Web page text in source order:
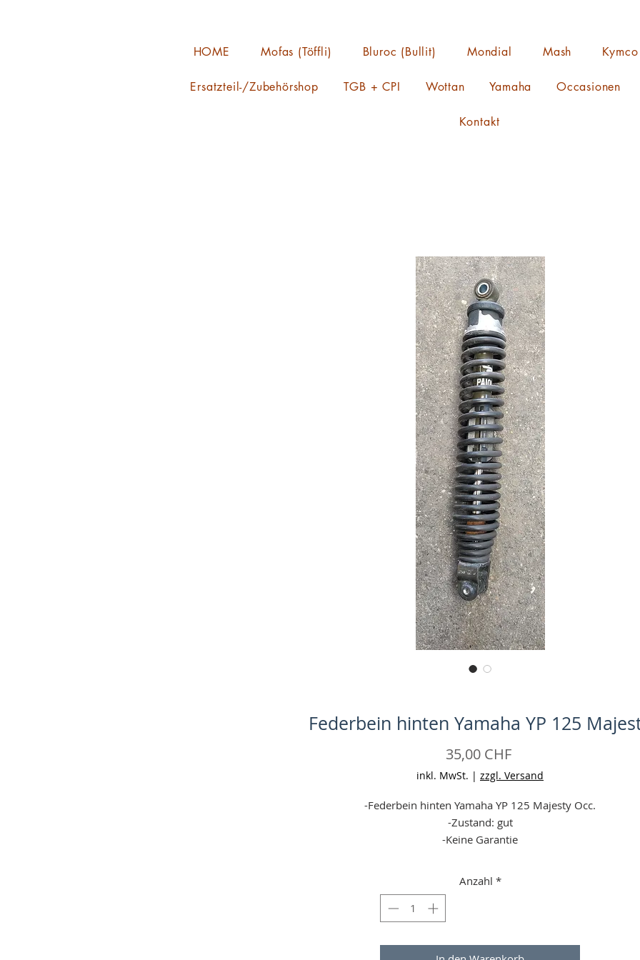
HOME Mofas (Töffli) Bluroc (Bullit) Mondial Mash Kymco
Ersatzteil-/Zubehörshop TGB + CPI Wottan Yamaha Occasionen
Kontakt
Federbein hinten Yamaha YP 125
35,00 CHFPreis
inkl. MwSt. | zzgl. Versand
-Federbein hinten Yamaha YP 125 Majesty Occ.
-Zustand: gut
-Keine Garantie
Anzahl *